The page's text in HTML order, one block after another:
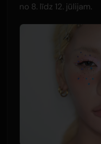
no 8. līdz 12. jūlijam.